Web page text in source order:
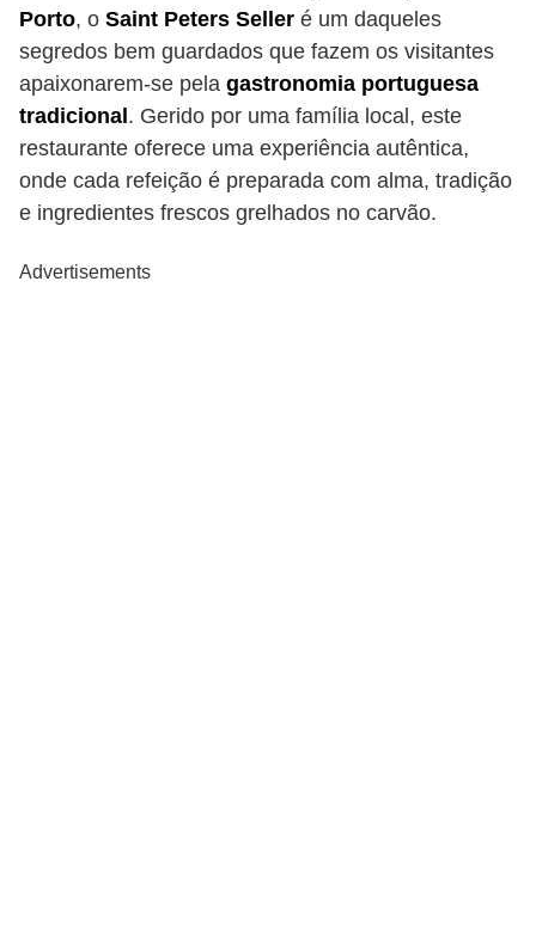
Porto, o Saint Peters Seller é um daqueles
segredos bem guardados que fazem os visitantes
apaixonarem-se pela gastronomia portuguesa
tradicional . Gerido por uma família local, este
restaurante oferece uma experiência autêntica,
onde cada refeição é preparada com alma, tradição
e ingredientes frescos grelhados no carvão.
Advertisements